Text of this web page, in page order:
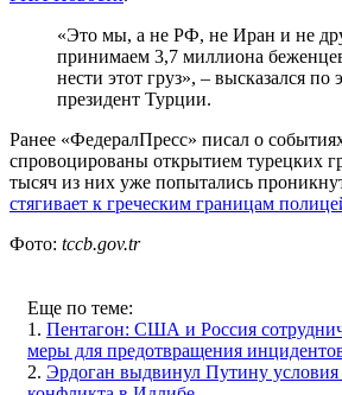
«Это мы, а не РФ, не Иран и не
принимаем 3,7 миллиона
нести этот груз», – высказался по
президент Турции.
Ранее «ФедералПресс» писал о
спровоцированы открытием турецких
тысяч из них уже попытались
стягивает к греческим границам
Фото: tccb.gov.tr
Еще по теме:
1. Пентагон: США и Россия
меры для предотвращения
2. Эрдоган выдвинул Путину условия